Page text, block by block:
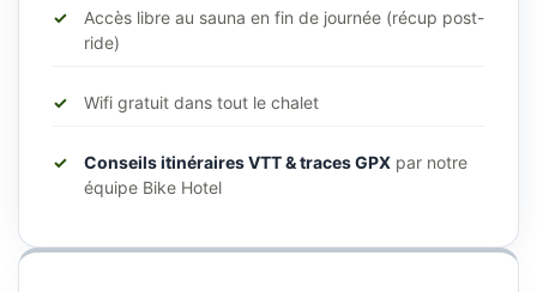
Accès libre au sauna en fin de journée (récup post-
ride)
Wifi gratuit dans tout le chalet
Conseils itinéraires VTT & traces GPX par notre
équipe Bike Hotel